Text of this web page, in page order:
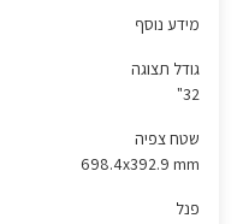
מידע נוסף
גודל תצוגה
32"
שטח צפיה
698.4x392.9 mm
פנל